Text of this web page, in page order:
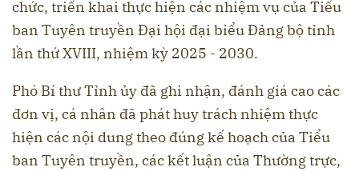
chức, triển khai thực hiện các nhiệm vụ của Tiểu
ban Tuyên truyền Đại hội đại biểu Đảng bộ tỉnh
lần thứ XVIII, nhiệm kỳ 2025 - 2030.
Phó Bí thư Tỉnh ủy đã ghi nhận, đánh giá cao các
đơn vị, cá nhân đã phát huy trách nhiệm thực
hiện các nội dung theo đúng kế hoạch của Tiểu
ban Tuyên truyền, các kết luận của Thường trực,